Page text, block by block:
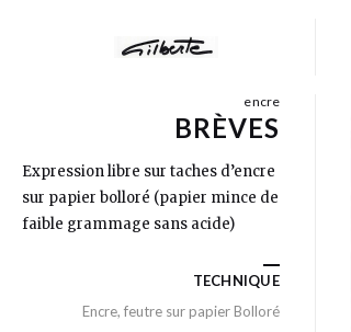
encre
BRÈVES
Expression libre sur taches d’encre
sur papier bolloré (papier mince de
faible grammage sans acide)
TECHNIQUE
Encre, feutre sur papier Bolloré